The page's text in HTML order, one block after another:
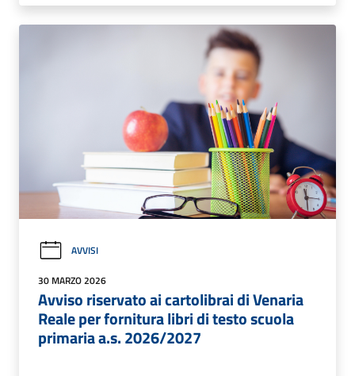
AVVISI
30 MARZO 2026
Avviso riservato ai cartolibrai di Venaria
Reale per fornitura libri di testo scuola
primaria a.s. 2026/2027